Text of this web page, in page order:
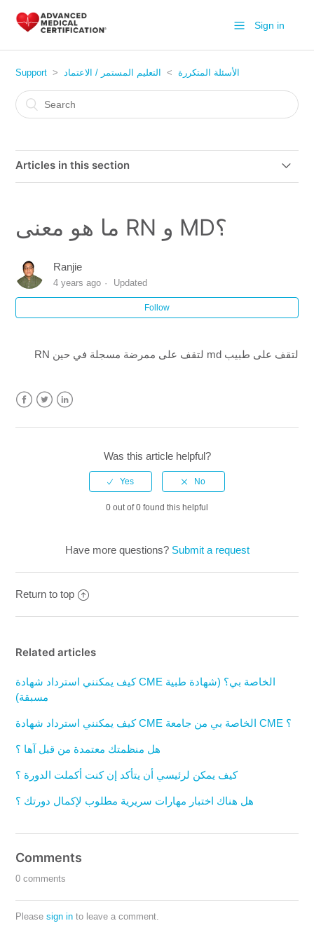
Sign in
Support الأسئلة المتكررة التعليم المستمر / الاعتماد
Articles in this section
وتذكر في صفحة اعتمادكم تاريخ انتهاء جميع أنشطة "التصديق":
كيف أعرف أن موقعك ذو سمعة حسنة؟
هل سأحصل على شهادتي من خلال هذه الدورة على الإنترنت؟
هل منظمتك معتمدة من قبل آها ؟
كيف يمكنني استرداد شهادة CME الخاصة بي؟ (شهادة طبية
ما هو معنى RN و MD؟
Ranjie
4 years ago Updated
Follow
RN لتقف على ممرضة مسجلة في حين md لتقف على طبيب
Was this article helpful?
0 out of 0 found this helpful
Have more questions? Submit a request
Return to top
Related articles
كيف يمكنني استرداد شهادة CME الخاصة بي؟ (شهادة طبية
مسبقة)
كيف يمكنني استرداد شهادة CME الخاصة بي من جامعة CME ؟
هل منظمتك معتمدة من قبل آها ؟
كيف يمكن لرئيسي أن يتأكد إن كنت أكملت الدورة ؟
هل هناك اختبار مهارات سريرية مطلوب لإكمال دورتك ؟
Comments
0 comments
Pleasesign in to leave a comment.